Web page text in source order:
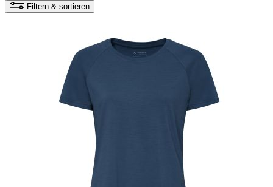
Filtern & sortieren